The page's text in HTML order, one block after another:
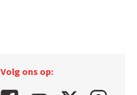
Volg ons op: